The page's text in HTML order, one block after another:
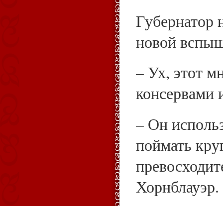
Губернатор
новой
– Ух, этот
консервами
– Он
поймать
Хорнблауэр.